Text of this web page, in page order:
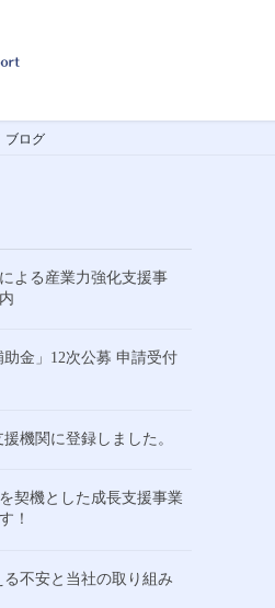
ブログ
よる産業力強化支援事
助金」12次公募 申請受付
機関に登録しました。
契機とした成長支援事業
！
不安と当社の取り組み